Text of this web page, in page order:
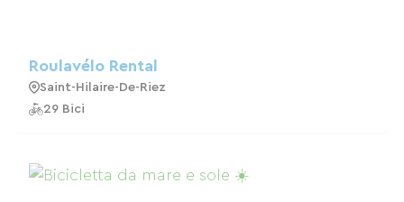
Roulavélo Rental
Saint-Hilaire-De-Riez
29 Bici